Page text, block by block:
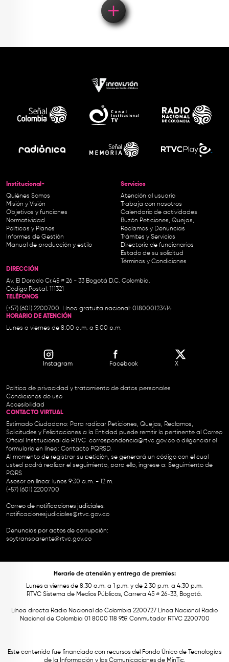
Institucional-
Quiénes Somos
Misión y Visión
Objetivos y funciones
Normatividad
Políticas y Planes
Informes de Gestión
Manual de producción y estilo
Servicios
Atención al usuario
Trabaja con nosotros
Calendario de actividades
Buzón Peticiones, Quejas,
Reclamos y Denuncias
Trámites y Servicios
Directorio de funcionarios
Estado de su solicitud
Términos y Condiciones
DIRECCIÓN
Av. El Dorado Cr.45 # 26 - 33 Bogotá D.C. Colombia.
Código Postal: 111321
TELÉFONOS
(+57) (601) 2200700. Línea gratuita nacional: 018000123414
HORARIO DE ATENCIÓN
Lunes a viernes de 8:00 a.m. a 5:00 p.m.
Instagram Facebook X
Política de privacidad y tratamiento de datos personales
Condiciones de uso
Accesibilidad
CONTACTO VIRTUAL
Estimado Ciudadano: Para radicar Peticiones, Quejas, Reclamos,
Solicitudes y Felicitaciones a la Entidad puede remitir lo pertinente al Correo
Oficial Institucional de RTVC correspondencia@rtvc.gov.co o diligenciar el
formulario en línea: Contacto PQRSD.
Al momento de registrar su petición, se generará un código con el cual
usted podrá realizar el seguimiento, para ello, ingrese a: Seguimiento de
PQRS
Asesor en línea: lunes 9:30 a.m. - 12 m.
(+57) (601) 2200700
Correo de notificaciones judiciales:
notificacionesjudiciales@rtvc.gov.co
Denuncias por actos de corrupción:
soytransparente@rtvc.gov.co
Horario de atención y entrega de premios:
Lunes a viernes de 8:30 a.m. a 1 p.m. y de 2:30 p.m. a 4:30 p.m.
RTVC Sistema de Medios Públicos, Carrera 45 # 26-33, Bogotá.
Línea directa Radio Nacional de Colombia 2200727 Línea Nacional Radio
Nacional de Colombia 01 8000 118 959. Conmutador RTVC 2200700
Este contenido fue financiado con recursos del Fondo Único de Tecnologías
de la Información y las Comunicaciones de MinTic.